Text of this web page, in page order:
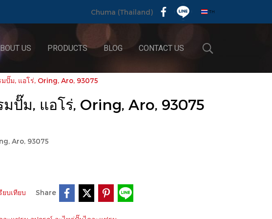
Chuma (Thailand) TH
US PRODUCTS BLOG CONTACT US
มปั๊ม, แอโร่, Oring, Aro, 93075
มปั๊ม, แอโร่, Oring, Aro, 93075
Aro, 93075
ยบเทียบ Share